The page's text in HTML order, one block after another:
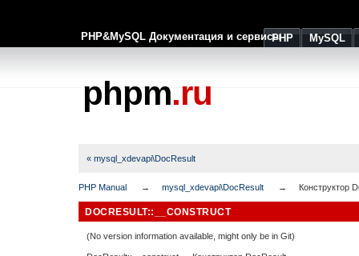
PHP&MySQL Документация и сервисыPHP MySQL
phpm.ru
« mysql_xdevapi\DocResult
PHP Manual mysql_xdevapi\DocResult Конструктор
DOCRESULT::__CONSTRUCT
(No version information available, might only be in Git)